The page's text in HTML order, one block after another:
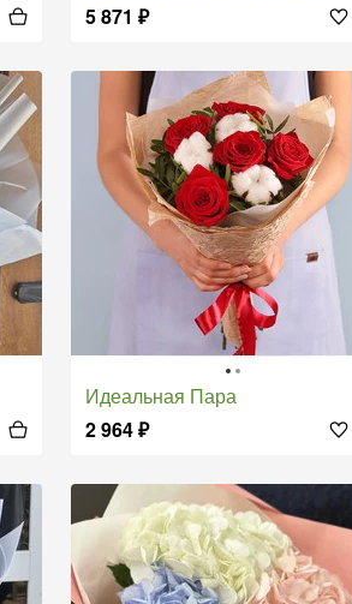
5 871 ₽
Идеальная Пара
2 964₽